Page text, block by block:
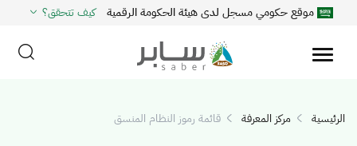
موقع حكومي مسجل لدى هيئة الحكومة الرقمية كيف تتحقق؟
الرئيسية مركز المعرفة قائمة رموز النظام المنسق